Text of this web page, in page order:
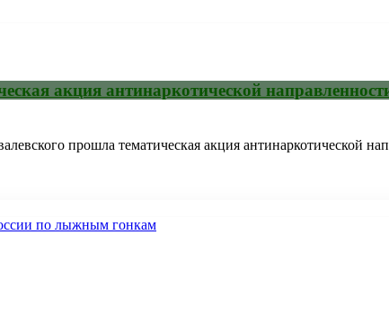
акция антинаркотической
прошла тематическая акция антинаркотической